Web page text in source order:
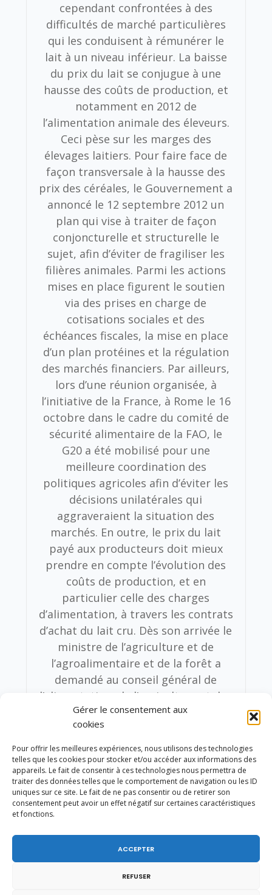
Gérer le consentement aux
cookies
Pour offrir les meilleures expériences, nous utilisons des technologies
telles que les cookies pour stocker et/ou accéder aux informations des
appareils. Le fait de consentir à ces technologies nous permettra de
traiter des données telles que le comportement de navigation ou les ID
uniques sur ce site. Le fait de ne pas consentir ou de retirer son
consentement peut avoir un effet négatif sur certaines caractéristiques
et fonctions.
ACCEPTER
REFUSER
cependant confrontées à des
difficultés de marché particulières
qui les conduisent à rémunérer le
lait à un niveau inférieur. La baisse
du prix du lait se conjugue à une
hausse des coûts de production, et
notamment en 2012 de
l’alimentation animale des éleveurs.
Ceci pèse sur les marges des
élevages laitiers. Pour faire face de
façon transversale à la hausse des
prix des céréales, le Gouvernement a
annoncé le 12 septembre 2012 un
plan qui vise à traiter de façon
conjoncturelle et structurelle le
sujet, afin d’éviter de fragiliser les
filières animales. Parmi les actions
mises en place figurent le soutien
via des prises en charge de
cotisations sociales et des
échéances fiscales, la mise en place
d’un plan protéines et la régulation
des marchés financiers. Par ailleurs,
lors d’une réunion organisée, à
l’initiative de la France, à Rome le 16
octobre dans le cadre du comité de
sécurité alimentaire de la FAO, le
G20 a été mobilisé pour une
meilleure coordination des
politiques agricoles afin d’éviter les
décisions unilatérales qui
aggraveraient la situation des
marchés. En outre, le prix du lait
payé aux producteurs doit mieux
prendre en compte l’évolution des
coûts de production, et en
particulier celle des charges
d’alimentation, à travers les contrats
d’achat du lait cru. Dès son arrivée le
ministre de l’agriculture et de
l’agroalimentaire et de la forêt a
demandé au conseil général de
l’alimentation, de l’agriculture et des
espaces ruraux d’établir un rapport
sur la mise en place de la
contractualisation écrite entre les
producteurs de lait et leurs
acheteurs prévue pour le secteur du
lait de vache par les articles R 631-7
et suivants du code rural et de la
propositions d’amélioration. Ce
rapport a été diffusé aux acteurs de
la filière au début du mois d’août